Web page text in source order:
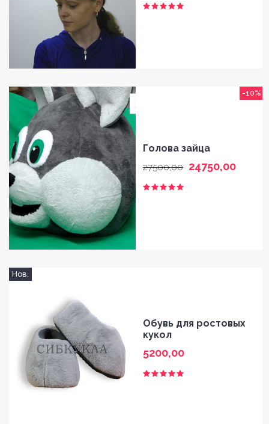
GALLERY
BLOG
-10%
Голова зайца
27500,00 24750,00
Нов.
Обувь для ростовых
кукол
5200,00